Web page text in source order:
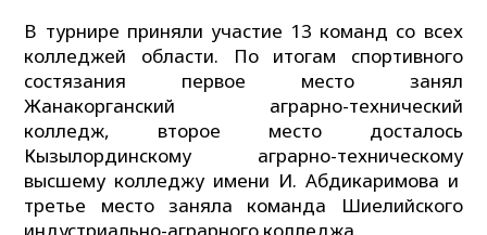
В турнире приняли участие 13 команд со всех
колледжей области. По итогам спортивного
состязания первое место занял
Жанакорганский аграрно-технический
колледж, второе место досталось
Кызылординскому аграрно-техническому
высшему колледжу имени И. Абдикаримова и
третье место заняла команда Шиелийского